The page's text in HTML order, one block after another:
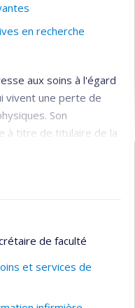
en recherche
aux soins à l'égard
vivent une perte de
Son
à titre de titulaire de la
infirmiers à la
et de la Chaire de
âgées vivant avec
et de leurs
visent à mieux
et les comportements
de faculté
et services de